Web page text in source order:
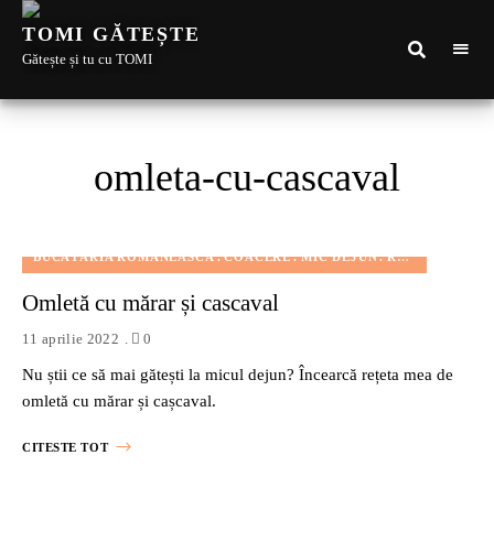
TOMI GĂTEȘTE
Gătește și tu cu TOMI
omleta-cu-cascaval
BUCĂTĂRIA ROMÂNEASCĂ COACERE MIC DEJUN REȚETE PENTRU COPII
Omletă cu mărar și cascaval
11 aprilie 2022 0
Nu știi ce să mai gătești la micul dejun? Încearcă rețeta mea de
omletă cu mărar și cașcaval.
CITESTE TOT